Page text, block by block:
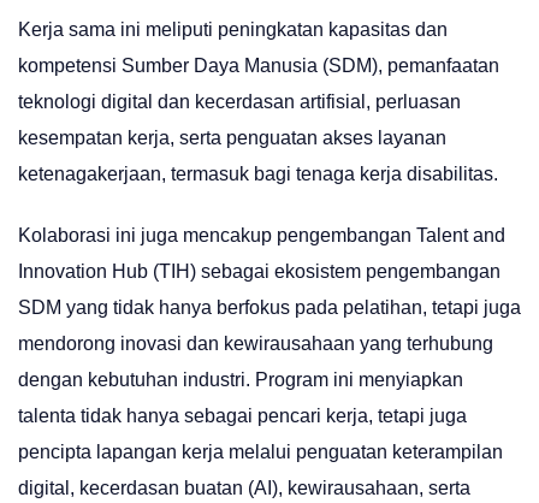
Kerja sama ini meliputi peningkatan kapasitas dan
kompetensi Sumber Daya Manusia (SDM), pemanfaatan
teknologi digital dan kecerdasan artifisial, perluasan
kesempatan kerja, serta penguatan akses layanan
ketenagakerjaan, termasuk bagi tenaga kerja disabilitas.
Kolaborasi ini juga mencakup pengembangan Talent and
Innovation Hub (TIH) sebagai ekosistem pengembangan
SDM yang tidak hanya berfokus pada pelatihan, tetapi juga
mendorong inovasi dan kewirausahaan yang terhubung
dengan kebutuhan industri. Program ini menyiapkan
talenta tidak hanya sebagai pencari kerja, tetapi juga
pencipta lapangan kerja melalui penguatan keterampilan
digital, kecerdasan buatan (AI), kewirausahaan, serta